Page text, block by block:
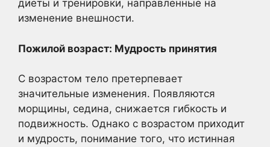
диеты и тренировки, направленные на
изменение внешности.
Пожилой возраст: Мудрость принятия
С возрастом тело претерпевает
значительные изменения. Появляются
морщины, седина, снижается гибкость и
подвижность. Однако с возрастом приходит
и мудрость, понимание того, что истинная